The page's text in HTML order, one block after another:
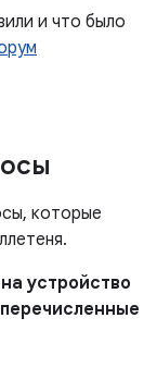
и что было
которые
устройство